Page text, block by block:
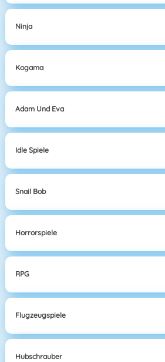
Ninja
Kogama
Adam Und Eva
Idle Spiele
Snail Bob
Horrorspiele
RPG
Flugzeugspiele
Hubschrauber